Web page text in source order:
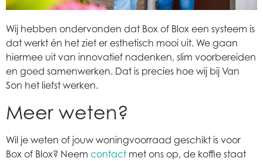
Wij hebben ondervonden dat Box of Blox een systeem is
dat werkt én het ziet er esthetisch mooi uit. We gaan
hiermee uit van innovatief nadenken, slim voorbereiden
en goed samenwerken. Dat is precies hoe wij bij Van
Son het liefst werken.
Meer weten?
Wil je weten of jouw woningvoorraad geschikt is voor
Box of Blox? Neem contact met ons op, de koffie staat